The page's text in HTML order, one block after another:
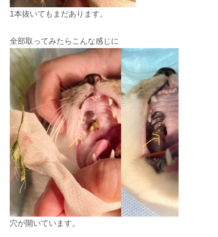
1本抜いてもまだあります。
全部取ってみたらこんな感じに
穴が開いています。